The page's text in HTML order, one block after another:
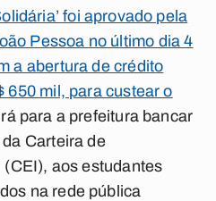
foi aprovado pela
Pessoa no último dia 4
a abertura de crédito
650 mil, para custear o
para a prefeitura bancar
Carteira de
aos estudantes
na rede pública